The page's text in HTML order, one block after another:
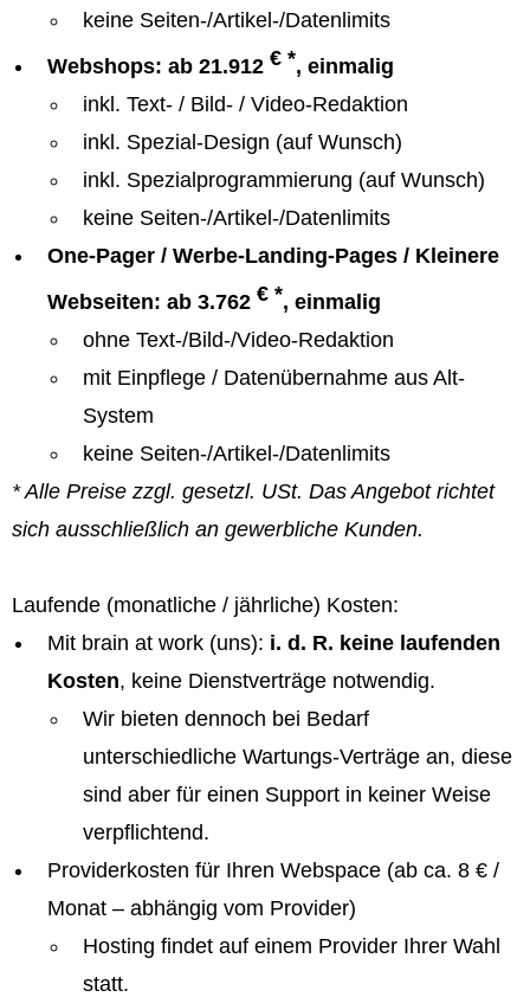
keine Seiten-/Artikel-/Datenlimits
Webshops: ab 21.912 € *, einmalig
inkl. Text- / Bild- / Video-Redaktion
inkl. Spezial-Design (auf Wunsch)
inkl. Spezialprogrammierung (auf Wunsch)
keine Seiten-/Artikel-/Datenlimits
One-Pager / Werbe-Landing-Pages / Kleinere
Webseiten: ab 3.762 € *, einmalig
ohne Text-/Bild-/Video-Redaktion
mit Einpflege / Datenübernahme aus Alt-
System
keine Seiten-/Artikel-/Datenlimits
* Alle Preise zzgl. gesetzl. USt. Das Angebot richtet
sich ausschließlich an gewerbliche Kunden.
Laufende (monatliche / jährliche) Kosten:
Mit brain at work (uns): i. d. R. keine laufenden
Kosten, keine Dienstverträge notwendig.
Wir bieten dennoch bei Bedarf
unterschiedliche Wartungs-Verträge an, diese
sind aber für einen Support in keiner Weise
verpflichtend.
Providerkosten für Ihren Webspace (ab ca. 8 € /
Monat – abhängig vom Provider)
Hosting findet auf einem Provider Ihrer Wahl
statt.